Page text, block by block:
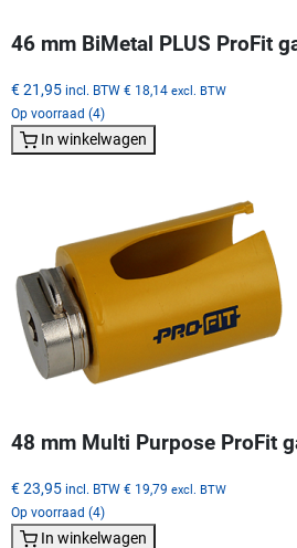
46 mm BiMetal PLUS ProFit
€ 21,95 incl. BTW € 18,14 excl. BTW
Op voorraad (4)
In winkelwagen
48 mm Multi Purpose ProFit
€ 23,95 incl. BTW € 19,79 excl. BTW
Op voorraad (4)
In winkelwagen